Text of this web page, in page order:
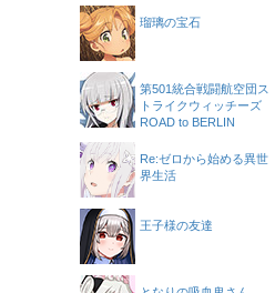
瑠璃の宝石
第501統合戦闘航空団ス
トライクウィッチーズ
ROAD to BERLIN
Re:ゼロから始める異世
界生活
王子様の友達